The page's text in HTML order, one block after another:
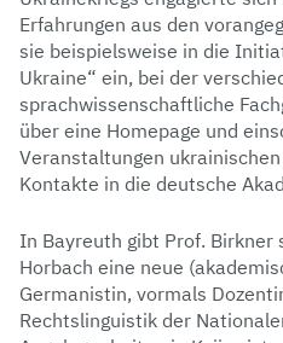
Erfahrungen aus den
sie beispielsweise in die
Ukraine“ ein, bei der
sprachwissenschaftliche
über eine Homepage und
Veranstaltungen
Kontakte in die deutsche
In Bayreuth gibt Prof. Birkner
Horbach eine neue
Germanistin, vormals
Rechtslinguistik der